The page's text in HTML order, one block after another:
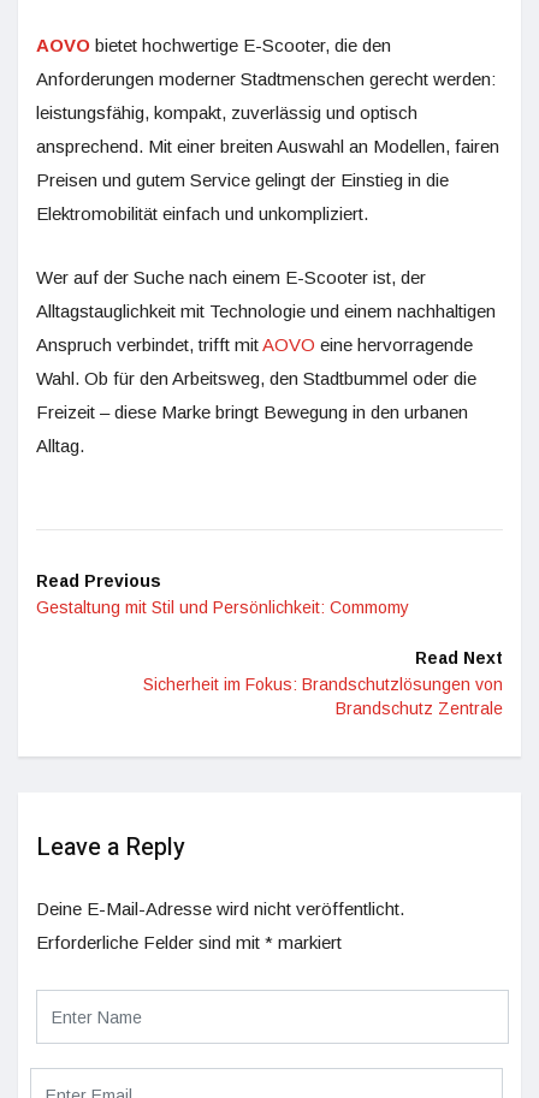
AOVO bietet hochwertige E-Scooter, die den
Anforderungen moderner Stadtmenschen gerecht werden:
leistungsfähig, kompakt, zuverlässig und optisch
ansprechend. Mit einer breiten Auswahl an Modellen, fairen
Preisen und gutem Service gelingt der Einstieg in die
Elektromobilität einfach und unkompliziert.
Wer auf der Suche nach einem E-Scooter ist, der
Alltagstauglichkeit mit Technologie und einem nachhaltigen
Anspruch verbindet, trifft mitAOVO eine hervorragende
Wahl. Ob für den Arbeitsweg, den Stadtbummel oder die
Freizeit – diese Marke bringt Bewegung in den urbanen
Alltag.
Read Previous
Gestaltung mit Stil und Persönlichkeit: Commomy
Read Next
Sicherheit im Fokus: Brandschutzlösungen von
Brandschutz Zentrale
Leave a Reply
Deine E-Mail-Adresse wird nicht veröffentlicht.
Erforderliche Felder sind mit * markiert